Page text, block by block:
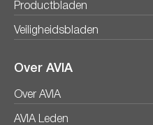
Productbladen
Veiligheidsbladen
Over AVIA
Over AVIA
AVIA Leden